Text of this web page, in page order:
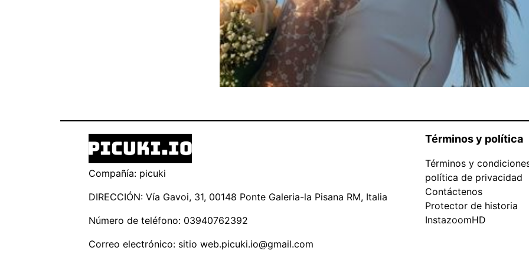
Compañía: picuki
DIRECCIÓN: Vía Gavoi, 31, 00148 Ponte Galeria-la Pisana RM, Italia
Número de teléfono: 03940762392
Correo electrónico: sitio web.picuki.io@gmail.com
Términos y política
Términos y
política de privacidad
Contáctenos
Protector de historia
InstazoomHD